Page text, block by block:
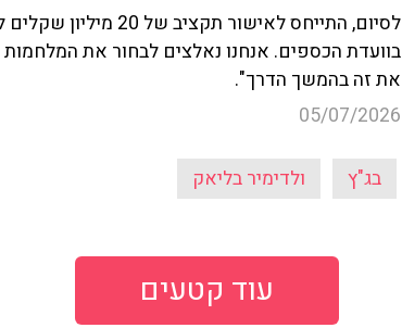
לסיום, התייחס
בוועדת הכספים. אנחנו נאלצים לבחור את
את זה בהמשך הדרך".
05/07/2026
בג"ץ ולדימיר בליאק
עוד קטעים